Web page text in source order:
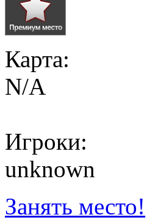
Карта:
N/A
Игроки:
unknown
Занять место!